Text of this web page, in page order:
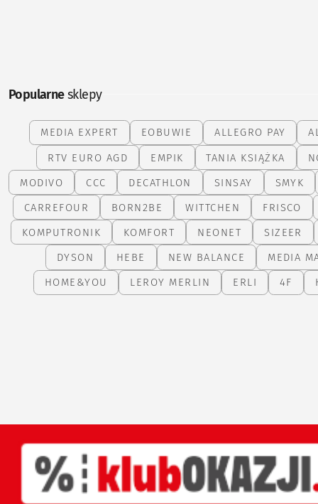
Popularnesklepy
MEDIA EXPERT EOBUWIE ALLEGRO PAY
RTV EURO AGD
EMPIK TANIA KSIĄŻKA
MODIVO
CCC DECATHLON SINSAY
SMYK
CARREFOUR
BORN2BE WITTCHEN
FRISCO
KOMPUTRONIK
KOMFORT NEONET
SIZEER
DYSON
HEBE NEW BALANCE
MEDIA
HOME&YOU
LEROY MERLIN ERLI 4F